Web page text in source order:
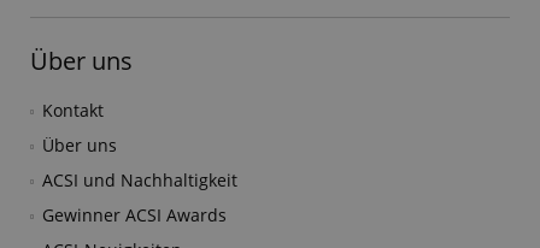
Über uns
Kontakt
Über uns
ACSI und Nachhaltigkeit
Gewinner ACSI Awards